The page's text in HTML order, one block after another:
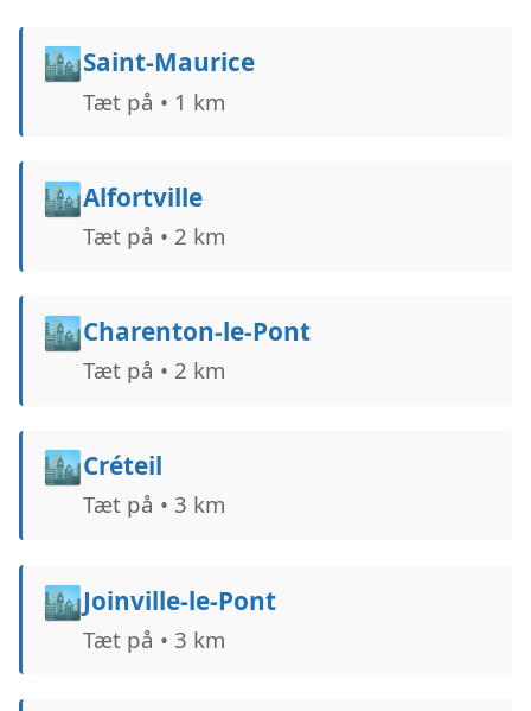
🏙️Saint-Maurice
Tæt på • 1 km
🏙️Alfortville
Tæt på • 2 km
🏙️Charenton-le-Pont
Tæt på • 2 km
🏙️Créteil
Tæt på • 3 km
🏙️Joinville-le-Pont
Tæt på • 3 km